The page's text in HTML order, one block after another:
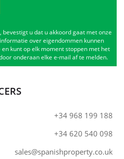
u dat u akkoord gaat met onze
over eigendommen kunnen
kunt op elk moment stoppen met het
onderaan elke e-mail af te melden.
+34 968 199 188
+34 620 540 098
sales@spanishproperty.co.uk